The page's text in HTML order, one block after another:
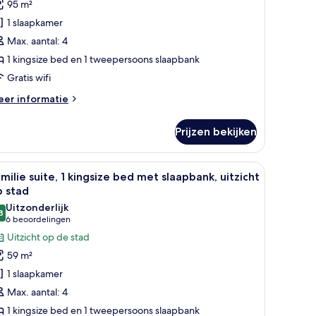
95 m²
1 slaapkamer
Max. aantal: 4
1 kingsize bed en 1 tweepersoons slaapbank
Gratis wifi
informatie
Prijzen bekijken
en een minimalistische inrichting.
bureau, een stoel en een groot raam met gordijnen.Een moderne hotelkamer met een groot
7
suite, 1 kingsize bed met slaapbank, uitzicht
stad
van 10
Uitzonderlijk
6 beoordelingen
(6
beoordelingen)
Uitzicht op de stad
59 m²
1 slaapkamer
Max. aantal: 4
1 kingsize bed en 1 tweepersoons slaapbank